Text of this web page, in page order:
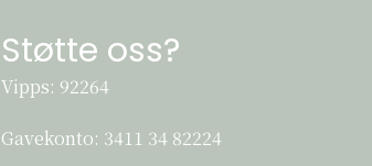
Støtte oss?
Vipps: 92264
Gavekonto: 3411 34 82224